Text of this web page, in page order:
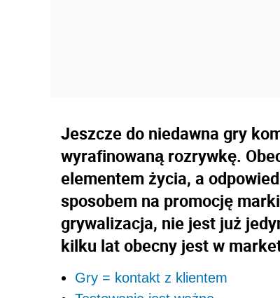
Jeszcze do niedawna gry
wyrafinowaną rozrywkę.
elementem życia, a
sposobem na promocję
grywalizacja, nie jest już
kilku lat obecny jest w
Gry = kontakt z klientem